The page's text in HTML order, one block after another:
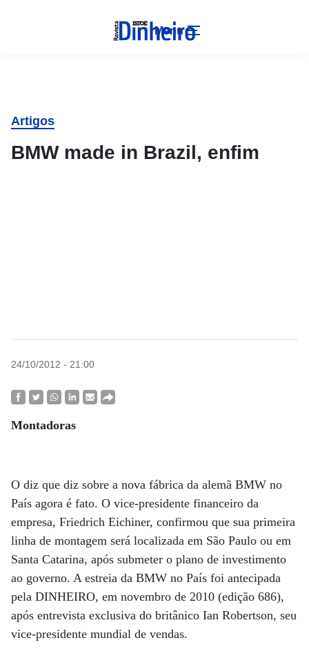
Menu
Artigos
BMW made in Brazil, enfim
24/10/2012 - 21:00
Montadoras
O diz que diz sobre a nova fábrica da alemã BMW no
País agora é fato. O vice-presidente financeiro da
empresa, Friedrich Eichiner, confirmou que sua primeira
linha de montagem será localizada em São Paulo ou em
Santa Catarina, após submeter o plano de investimento
ao governo. A estreia da BMW no País foi antecipada
pela DINHEIRO, em novembro de 2010 (edição 686),
após entrevista exclusiva do britânico Ian Robertson, seu
vice-presidente mundial de vendas.